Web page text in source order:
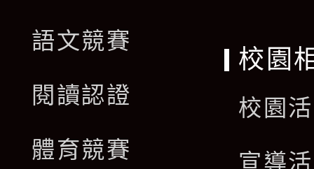
語文競賽
閱讀認證
體育競賽
校園
校園
宣導